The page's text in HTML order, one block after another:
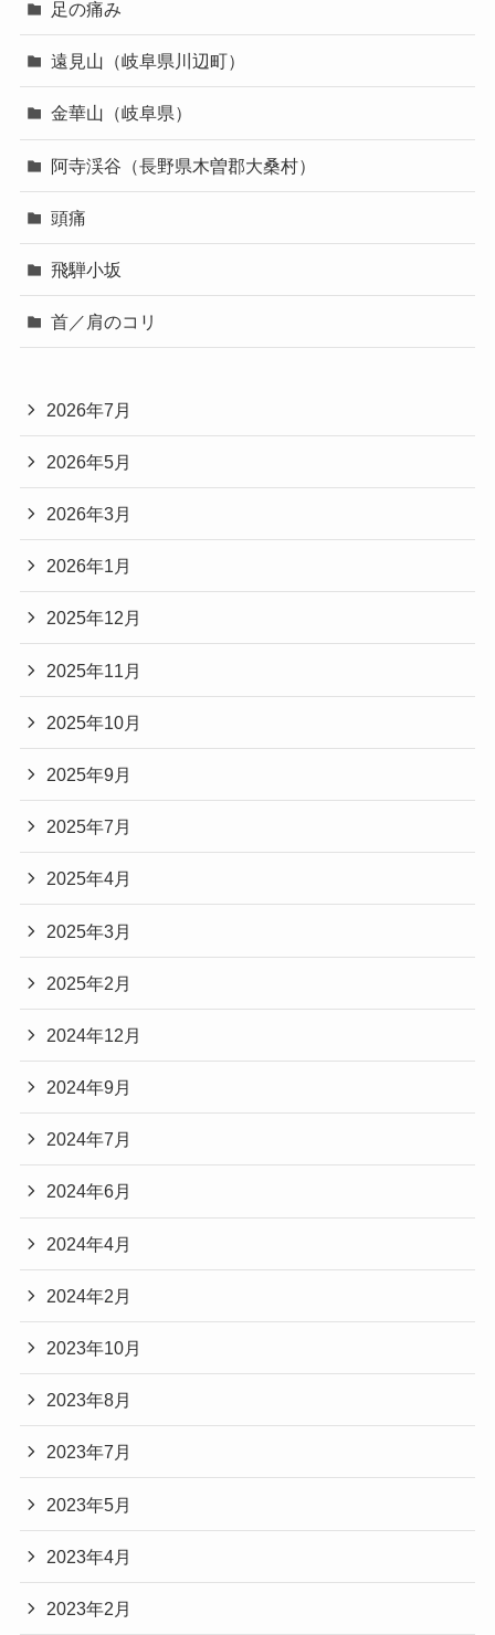
足の痛み
遠見山（岐阜県川辺町）
金華山（岐阜県）
阿寺渓谷（長野県木曽郡大桑村）
頭痛
飛騨小坂
首／肩のコリ
2026年7月
2026年5月
2026年3月
2026年1月
2025年12月
2025年11月
2025年10月
2025年9月
2025年7月
2025年4月
2025年3月
2025年2月
2024年12月
2024年9月
2024年7月
2024年6月
2024年4月
2024年2月
2023年10月
2023年8月
2023年7月
2023年5月
2023年4月
2023年2月